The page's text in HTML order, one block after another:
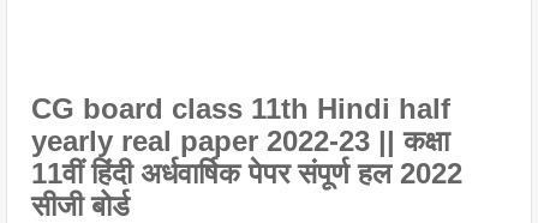
CG board class 11th Hindi half
yearly real paper 2022-23 || कक्षा
11वीं हिंदी अर्धवार्षिक पेपर संपूर्ण हल 2022
सीजी बोर्ड